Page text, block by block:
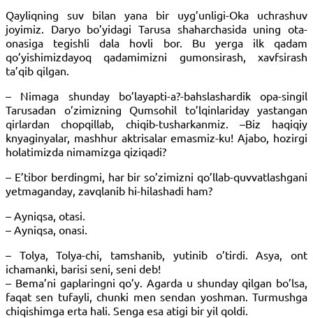
Qayliqning suv bilan yana bir uyg’unligi-Oka uchrashuv
joyimiz. Daryo bo’yidagi Tarusa shaharchasida uning ota-
onasiga tegishli dala hovli bor. Bu yerga ilk qadam
qo’yishimizdayoq qadamimizni gumonsirash, xavfsirash
ta’qib qilgan.
– Nimaga shunday bo’layapti-a?-bahslashardik opa-singil
Tarusadan o’zimizning Qumsohil to’lqinlariday yastangan
qirlardan chopqillab, chiqib-tusharkanmiz. –Biz haqiqiy
knyaginyalar, mashhur aktrisalar emasmiz-ku! Ajabo, hozirgi
holatimizda nimamizga qiziqadi?
– E’tibor berdingmi, har bir so’zimizni qo’llab-quvvatlashgani
yetmaganday, zavqlanib hi-hilashadi ham?
– Ayniqsa, otasi.
– Ayniqsa, onasi.
– Tolya, Tolya-chi, tamshanib, yutinib o’tirdi. Asya, ont
ichamanki, barisi seni, seni deb!
– Bema’ni gaplaringni qo’y. Agarda u shunday qilgan bo’lsa,
faqat sen tufayli, chunki men sendan yoshman. Turmushga
chiqishimga erta hali. Senga esa atigi bir yil qoldi.